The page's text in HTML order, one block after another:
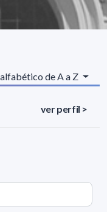
de A a Z
ver perfil >